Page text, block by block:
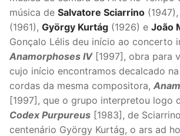
música de Salvatore Sciarrino (1947),
(1961), György Kurtág (1926) e João
Gonçalo Lélis deu início ao concerto
Anamorphoses IV[1997], obra para
cujo início encontramos decalcado
cordas da mesma compositora,
[1997], que o grupo interpretou logo
Codex Purpureus [1983], de
centenário György Kurtág, o ars ad